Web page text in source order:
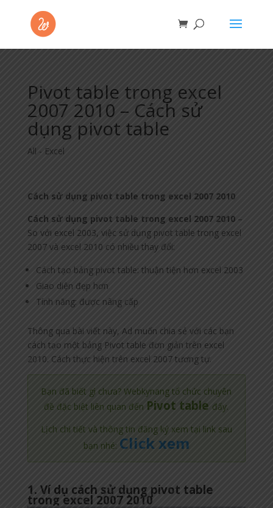
Pivot table trong excel
2007 2010 – Cách sử
dụng pivot table
All - Excel
Cách sử dụng pivot table trong excel 2007 2010
Cách sử dụng pivot table trong excel 2007 2010–
So với excel 2003, việc sử dụng pivot table trong excel
2007 và excel 2010 có nhiều thay đổi:
Cách tạo bảng pivot table: thuận tiện hơn excel 2003
Giao diện đẹp hơn
Tính năng: được nâng cấp
Thông qua bài viết này, Ad muốn chia sẻ với các bạn
cách tạo một bảng Pivot table đơn giản trên excel
2010. Cách thực hiện trên excel 2007 tương tự.
Bạn đã biết gì chưa? Webkynang tổ chức chuyên
đề đặc biệt liên quan đến Pivot table đấy.
Lịch chi tiết và thông tin đăng ký xem tại link sau
bạn nhé: Click xem
1. Ví dụ cách sử dụng pivot table
trong excel 2007 2010